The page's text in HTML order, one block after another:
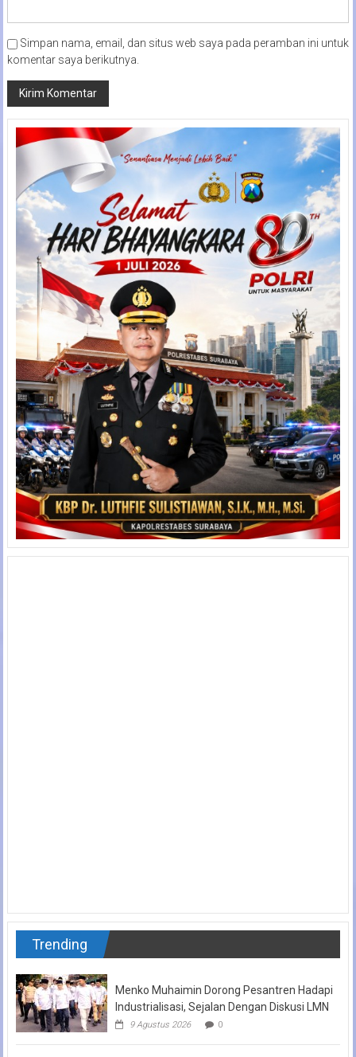
Simpan nama, email, dan situs web saya pada peramban ini untuk
komentar saya berikutnya.
Trending
Menko Muhaimin Dorong Pesantren Hadapi
Industrialisasi, Sejalan Dengan Diskusi LMN
9 Agustus 2026 0